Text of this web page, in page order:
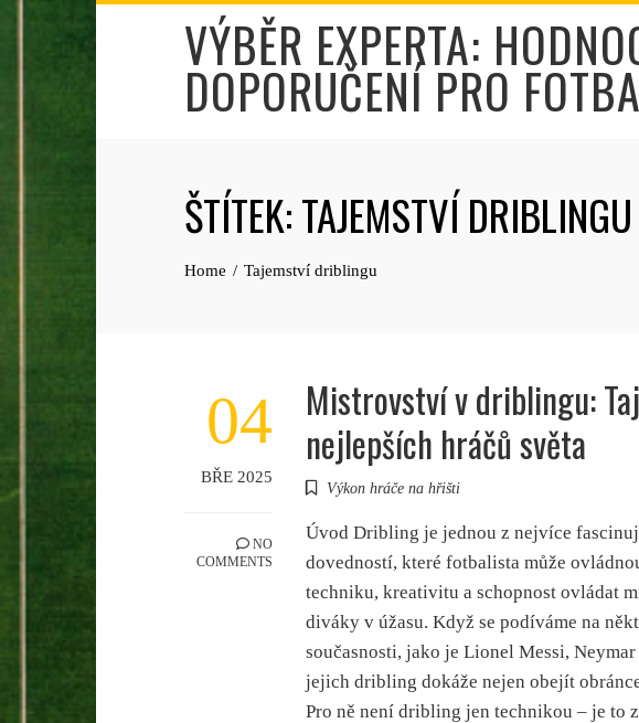
VÝBĚR EXPERTA:
DOPORUČENÍ PRO
ŠTÍTEK:TAJEMSTVÍ DRIBLINGU
Home Tajemství driblingu
04
BŘE 2025
NO
COMMENTS
Mistrovství v driblingu:
nejlepších hráčů světa
Výkon hráče na hřišti
Úvod Dribling je jednou z nejvíce
dovedností, které fotbalista může
techniku, kreativitu a schopnost ovládat
diváky v úžasu. Když se podíváme na
současnosti, jako je Lionel Messi,
jejich dribling dokáže nejen obejít
Pro ně není dribling jen technikou – je to